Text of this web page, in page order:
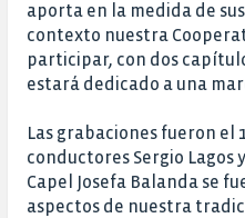
aporta en la medida de
contexto nuestra
participar, con dos
estará dedicado a una
Las grabaciones fueron el
conductores Sergio Lagos
Capel Josefa Balanda se
aspectos de nuestra